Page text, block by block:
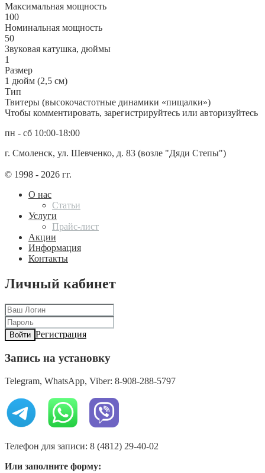
Максимальная мощность
100
Номинальная мощность
50
Звуковая катушка, дюймы
1
Размер
1 дюйм (2,5 см)
Тип
Твитеры (высокочастотные динамики «пищалки»)
Чтобы комментировать, зарегистрируйтесь или авторизуйтесь
пн - сб 10:00-18:00
г. Смоленск, ул. Шевченко, д. 83 (возле "Дяди Степы")
© 1998 - 2026 гг.
О нас
Статьи
Услуги
Прайс-лист
Акции
Информация
Контакты
Личный кабинет
Войти Регистрация
Запись на установку
Telegram, WhatsApp, Viber: 8-908-288-5797
Телефон для записи: 8 (4812) 29-40-02
Или заполните форму: